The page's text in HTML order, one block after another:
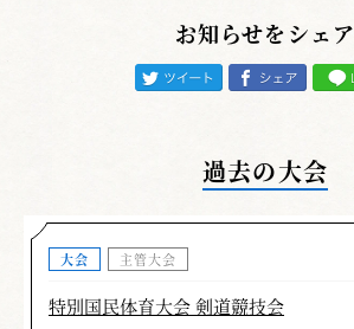
お知らせをシェア
過去の大会
大会 主管大会
特別国民体育大会 剣道競技会